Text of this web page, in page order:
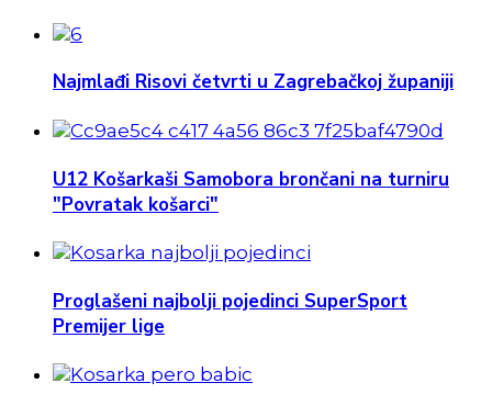
Najmlađi Risovi četvrti u Zagrebačkoj županiji
U12 Košarkaši Samobora brončani na turniru
"Povratak košarci"
Proglašeni najbolji pojedinci SuperSport
Premijer lige